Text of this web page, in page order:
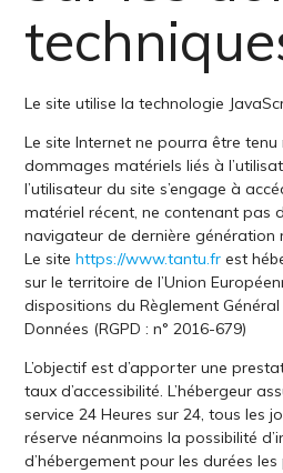
Le site utilise la technologie
Le site Internet ne pourra être
dommages matériels liés à
l’utilisateur du site s’engage à
matériel récent, ne contenant pas
navigateur de dernière génération
Le sitehttps://www.tantu.fr est
sur le territoire de l’Union
dispositions du Règlement
Données (RGPD : n° 2016-679)
L’objectif est d’apporter une
taux d’accessibilité. L’hébergeur
service 24 Heures sur 24, tous les
réserve néanmoins la possibilité
d’hébergement pour les durées